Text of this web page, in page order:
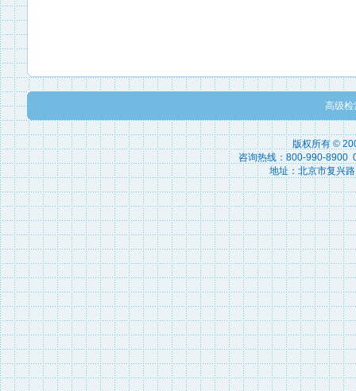
高级检
版权所有 ©
咨询热线：800-990-8900
地址：北京市复兴